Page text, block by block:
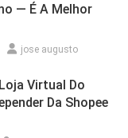
— É A Melhor
jose augusto
Virtual Do
Da Shopee